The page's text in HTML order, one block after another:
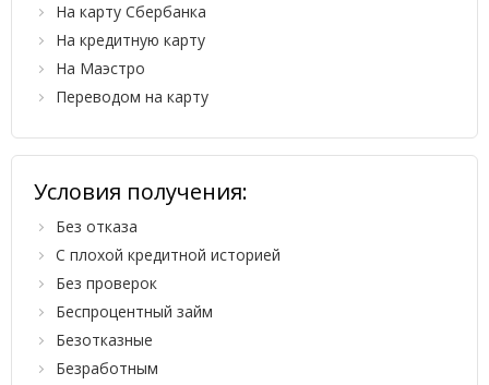
На карту Сбербанка
На кредитную карту
На Маэстро
Переводом на карту
Условия получения:
Без отказа
С плохой кредитной историей
Без проверок
Беспроцентный займ
Безотказные
Безработным